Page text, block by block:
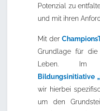
Potenzial zu
und mit ihren
Mit der
Grundlage für
Leben. Im
Bildungsinitiative
wir hierbei
um den